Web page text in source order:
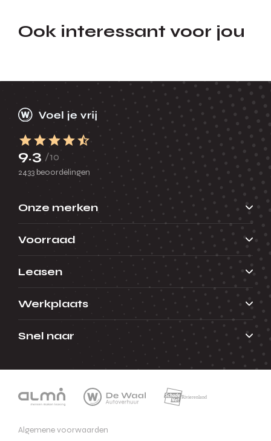
Ook interessant voor jou
9.3 /10
2433 beoordelingen
Onze merken
Voorraad
Leasen
Werkplaats
Snel naar
Algemene voorwaarden